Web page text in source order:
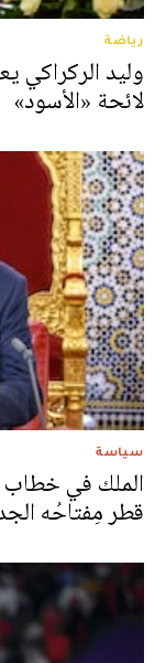
رياضة
وليد الركراكي
لائحة «الأسود»
سياسة
الملك في خطاب
قطر مِفتاحُه